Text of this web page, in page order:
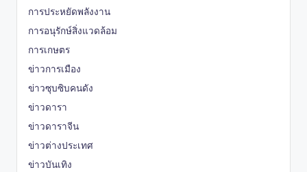
การประหยัดพลังงาน
การอนุรักษ์สิ่งแวดล้อม
การเกษตร
ข่าวการเมือง
ข่าวซุบซิบคนดัง
ข่าวดารา
ข่าวดาราจีน
ข่าวต่างประเทศ
ข่าวบันเทิง